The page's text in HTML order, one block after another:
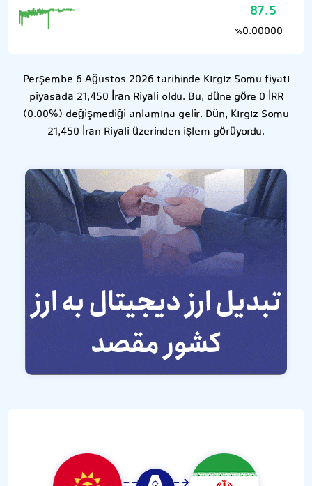
87.5
٪0.00000
Perşembe 6 Ağustos 2026 tarihinde Kırgız Somu fiyatı
piyasada 21,450 İran Riyali oldu. Bu, düne göre 0 İRR
(0.00%) değişmediği anlamına gelir. Dün, Kırgız Somu
21,450 İran Riyali üzerinden işlem görüyordu.